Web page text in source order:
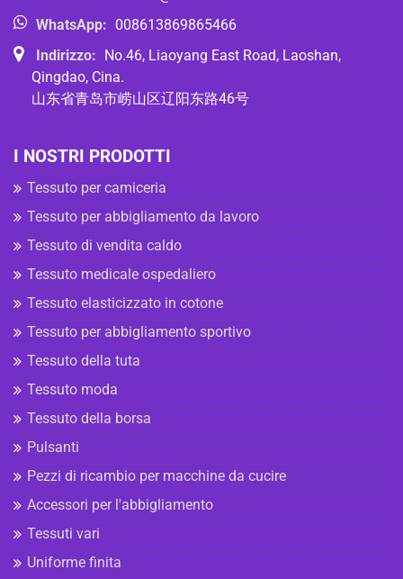
WhatsApp: 008613869865466
Indirizzo: No.46, Liaoyang East Road, Laoshan,
Qingdao, Cina.
山东省青岛市崂山区辽阳东路46号
I NOSTRI PRODOTTI
Tessuto per camiceria
Tessuto per abbigliamento da lavoro
Tessuto di vendita caldo
Tessuto medicale ospedaliero
Tessuto elasticizzato in cotone
Tessuto per abbigliamento sportivo
Tessuto della tuta
Tessuto moda
Tessuto della borsa
Pulsanti
Pezzi di ricambio per macchine da cucire
Accessori per l'abbigliamento
Tessuti vari
Uniforme finita